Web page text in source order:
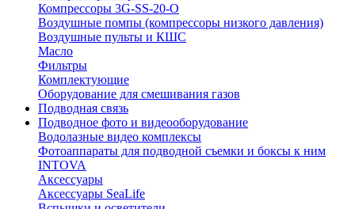
Компрессоры 3G-SS-20-O
Воздушные помпы (компрессоры низкого давления)
Воздушные пульты и КШС
Масло
Фильтры
Комплектующие
Оборудование для смешивания газов
Подводная связь
Подводное фото и видеооборудование
Водолазные видео комплексы
Фотоаппараты для подводной съемки и боксы к ним
INTOVA
Аксессуары
Аксессуары SeaLife